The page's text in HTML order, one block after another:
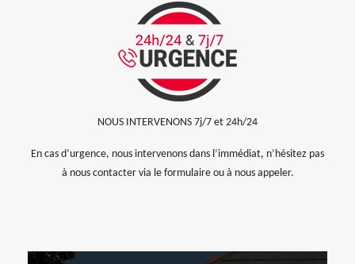
NOUS INTERVENONS 7j/7 et 24h/24
En cas d’urgence, nous intervenons dans l’immédiat, n’hésitez pas
à nous contacter via le formulaire ou à nous appeler.